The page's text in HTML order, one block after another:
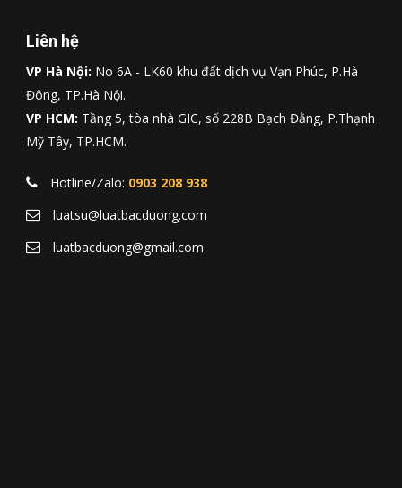
Liên hệ
VP Hà Nội: No 6A - LK60 khu đất dịch vụ Vạn Phúc, P.Hà
Đông, TP.Hà Nội.
VP HCM: Tầng 5, tòa nhà GIC, số 228B Bạch Đằng, P.Thạnh
Mỹ Tây, TP.HCM.
Hotline/Zalo: 0903 208 938
luatsu@luatbacduong.com
luatbacduong@gmail.com